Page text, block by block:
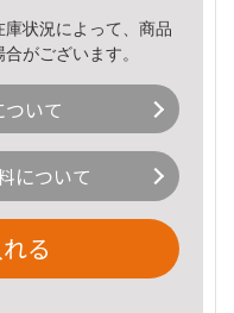
状況によって、商品
がございます。
いて
について
る